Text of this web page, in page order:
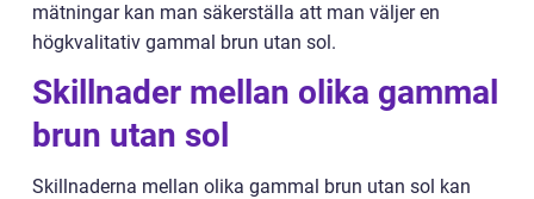
mätningar kan man säkerställa att man väljer en
högkvalitativ gammal brun utan sol.
Skillnader mellan olika gammal
brun utan sol
Skillnaderna mellan olika gammal brun utan sol kan